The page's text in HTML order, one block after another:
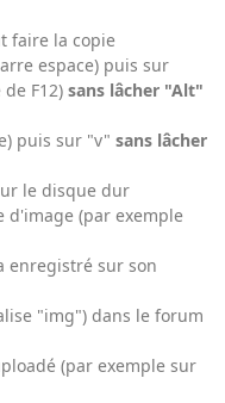
faire la copie
espace) puis sur
F12) sans lâcher "Alt"
puis sur "v" sans lâcher
le disque dur
d'image (par exemple
enregistré sur son
"img") dans le forum
(par exemple sur